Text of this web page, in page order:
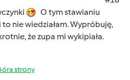
O tym stawianiu
nie wiedziałam. Wypróbuję,
że zupa mi wykipiała.
strony